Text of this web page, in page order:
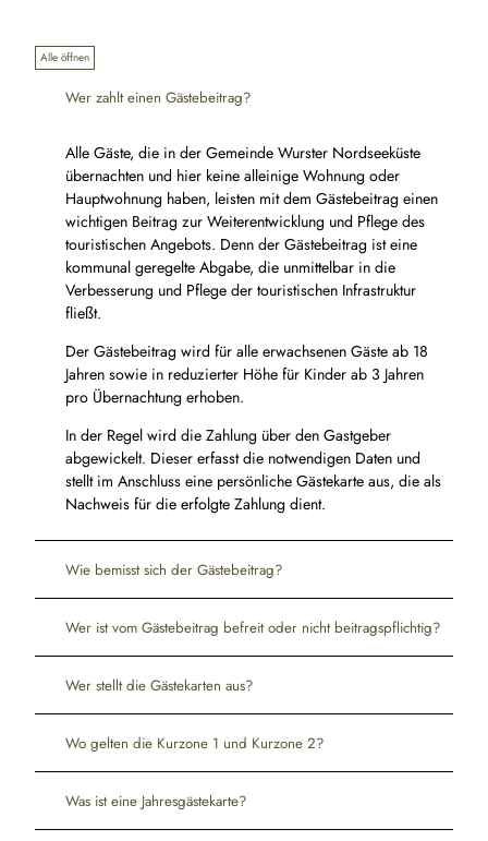
Alle öffnen
Wer zahlt einen Gästebeitrag?
Alle Gäste, die in der Gemeinde Wurster Nordseeküste
übernachten und hier keine alleinige Wohnung oder
Hauptwohnung haben, leisten mit dem Gästebeitrag einen
wichtigen Beitrag zur Weiterentwicklung und Pflege des
touristischen Angebots. Denn der Gästebeitrag ist eine
kommunal geregelte Abgabe, die unmittelbar in die
Verbesserung und Pflege der touristischen Infrastruktur
fließt.
Der Gästebeitrag wird für alle erwachsenen Gäste ab 18
Jahren sowie in reduzierter Höhe für Kinder ab 3 Jahren
pro Übernachtung erhoben.
In der Regel wird die Zahlung über den Gastgeber
abgewickelt. Dieser erfasst die notwendigen Daten und
stellt im Anschluss eine persönliche Gästekarte aus, die als
Nachweis für die erfolgte Zahlung dient.
Wie bemisst sich der Gästebeitrag?
Wer ist vom Gästebeitrag befreit oder nicht beitragspflichtig?
Wer stellt die Gästekarten aus?
Wo gelten die Kurzone 1 und Kurzone 2?
Was ist eine Jahresgästekarte?